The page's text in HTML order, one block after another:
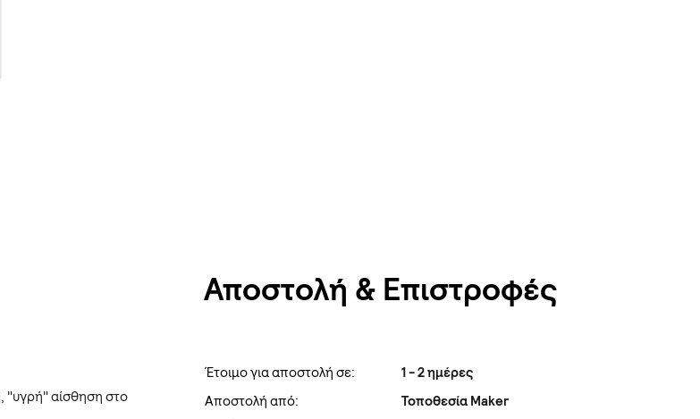
"υγρή" αίσθηση στο
Αποστολή & Επιστροφές
Έτοιμο για αποστολή σε:
1 - 2 ημέρες
Αποστολή από:
Τοποθεσία Maker